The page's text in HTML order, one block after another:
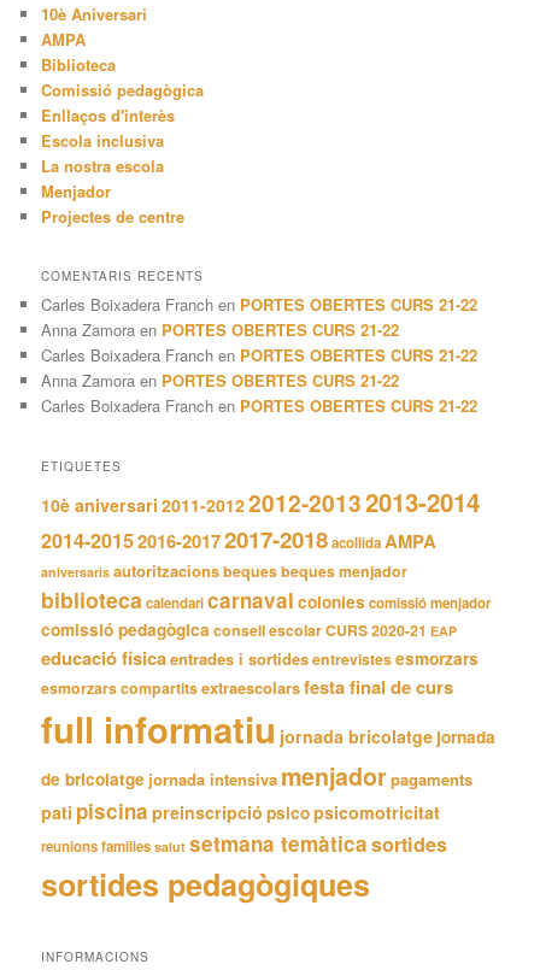
10è Aniversari
AMPA
Biblioteca
Comissió pedagògica
Enllaços d'interès
Escola inclusiva
La nostra escola
Menjador
Projectes de centre
COMENTARIS RECENTS
Carles Boixadera Franch en PORTES OBERTES CURS 21-22
Anna Zamora en PORTES OBERTES CURS 21-22
Carles Boixadera Franch en PORTES OBERTES CURS 21-22
Anna Zamora en PORTES OBERTES CURS 21-22
Carles Boixadera Franch en PORTES OBERTES CURS 21-22
ETIQUETES
10è aniversari 2011-20122012-20132013-2014
2014-20152016-20172017-2018acollidaAMPA
aniversaris autoritzacionsbequesbeques menjador
biblioteca calendaricarnaval colonies comissió menjador
comissió pedagògica consell escolarCURS 2020-21 EAP
educació físicaentrades i sortidesentrevistesesmorzars
esmorzars compartitsextraescolarsfesta final de curs
full informatiu jornada bricolatge jornada
de bricolatge jornada intensiva menjadorpagaments
pati piscina preinscripció psicopsicomotricitat
reunions families salut setmana temàticasortides
sortides pedagògiques
INFORMACIONS